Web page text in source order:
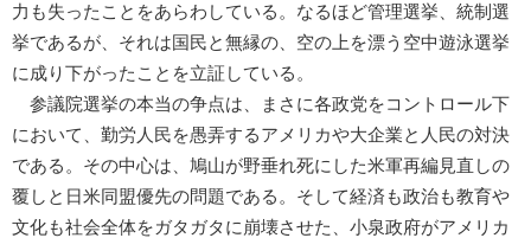
力も失ったことをあらわしている。なるほど管理選挙、統制選
挙であるが、それは国民と無縁の、空の上を漂う空中遊泳選挙
に成り下がったことを立証している。
参議院選挙の本当の争点は、まさに各政党をコントロール下
において、勤労人民を愚弄するアメリカや大企業と人民の対決
である。その中心は、鳩山が野垂れ死にした米軍再編見直しの
覆しと日米同盟優先の問題である。そして経済も政治も教育や
文化も社会全体をガタガタに崩壊させた、小泉政府がアメリカ